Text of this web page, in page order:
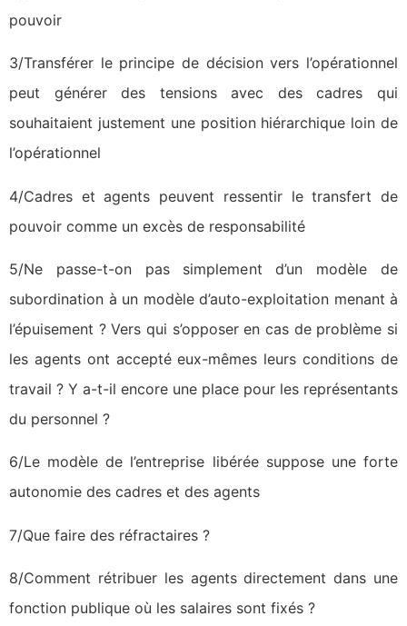
pouvoir
3/Transférer le principe de décision vers l’opérationnel
peut générer des tensions avec des cadres qui
souhaitaient justement une position hiérarchique loin de
l’opérationnel
4/Cadres et agents peuvent ressentir le transfert de
pouvoir comme un excès de responsabilité
5/Ne passe-t-on pas simplement d’un modèle de
subordination à un modèle d’auto-exploitation menant à
l’épuisement ? Vers qui s’opposer en cas de problème si
les agents ont accepté eux-mêmes leurs conditions de
travail ? Y a-t-il encore une place pour les représentants
du personnel ?
6/Le modèle de l’entreprise libérée suppose une forte
autonomie des cadres et des agents
7/Que faire des réfractaires ?
8/Comment rétribuer les agents directement dans une
fonction publique où les salaires sont fixés ?